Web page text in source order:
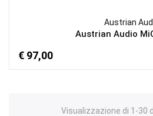
Austrian
Austrian Audio
€ 97,00
Visualizzazione di 1-30